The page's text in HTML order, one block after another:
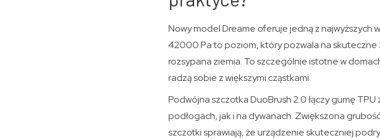
Nowy model Dreame oferuje jedną z najwyższych
42000 Pa to poziom, który pozwala na skuteczne
rozsypana ziemia. To szczególnie istotne w
radzą sobie z większymi cząstkami.
Podwójna szczotka DuoBrush 2.0 łączy gumę
podłogach, jak i na dywanach. Zwiększona
szczotki sprawiają, że urządzenie skuteczniej